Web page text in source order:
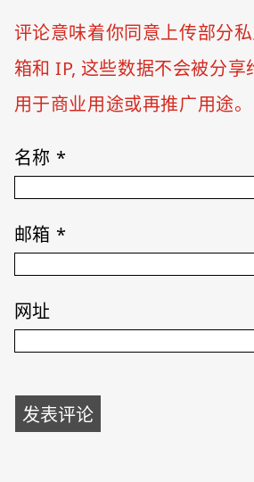
评论意味着你同意上传部分
箱和 IP, 这些数据不会被分享
用于商业用途或再推广用途。
名称 *
邮箱 *
网址